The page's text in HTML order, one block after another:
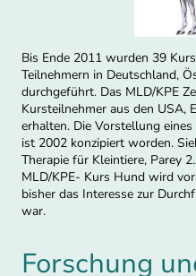
Bis Ende 2011 wurden 39
Teilnehmern in Deutschland,
durchgeführt. Das MLD/KPE
Kursteilnehmer aus den USA,
erhalten. Die Vorstellung
ist 2002 konzipiert worden.
Therapie für Kleintiere, Parey
MLD/KPE- Kurs Hund wird
bisher das Interesse zur
war.
Forschung